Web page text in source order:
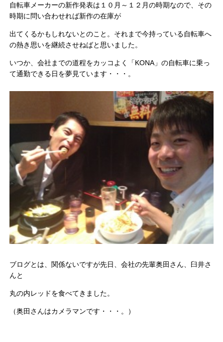
自転車メーカーの新作発表は１０月～１２月の時期なので、その
時期に問い合わせれば新作の在庫が
出てくるかもしれないとのこと。それまで今持っている自転車へ
の熱き思いを継続させねばと思いました。
いつか、会社までの道程をカッコよく「KONA」の自転車に乗っ
て通勤できる日を夢見ています・・・。
ブログとは、関係ないですが先日、会社の先輩奥田さん、臼井さ
んと
丸の内レッドを食べてきました。
（奥田さんはカメラマンです・・・。）